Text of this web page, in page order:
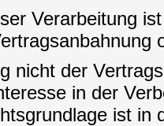
Verarbeitung
nicht der
in der
ist in